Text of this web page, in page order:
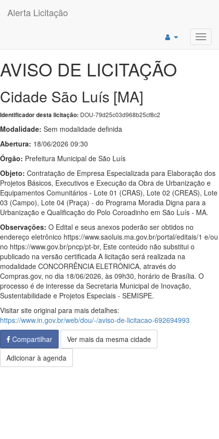
Alerta Licitação
AVISO DE LICITAÇÃO
Cidade São Luís [MA]
Identificador desta licitação: DOU-79d25c03d968b25cf8c2
Modalidade: Sem modalidade definida
Abertura: 18/06/2026 09:30
Órgão: Prefeitura Municipal de São Luís
Objeto: Contratação de Empresa Especializada para Elaboração dos
Projetos Básicos, Executivos e Execução da Obra de Urbanização e
Equipamentos Comunitários - Lote 01 (CRAS), Lote 02 (CREAS), Lote
03 (Campo), Lote 04 (Praça) - do Programa Moradia Digna para a
Urbanização e Qualificação do Polo Coroadinho em São Luís - MA.
Observações: O Edital e seus anexos poderão ser obtidos no
endereço eletrônico https://www.saoluis.ma.gov.br/portal/editais/1 e/ou
no https://www.gov.br/pncp/pt-br, Este conteúdo não substitui o
publicado na versão certificada A licitação será realizada na
modalidade CONCORRÊNCIA ELETRÔNICA, através do
Compras.gov, no dia 18/06/2026, às 09h30, horário de Brasília. O
processo é de interesse da Secretaria Municipal de Inovação,
Sustentabilidade e Projetos Especiais - SEMISPE.
Visitar site original para mais detalhes:
https://www.in.gov.br/web/dou/-/aviso-de-licitacao-692694993
Compartilhar
Ver mais da mesma cidade
Adicionar à agenda